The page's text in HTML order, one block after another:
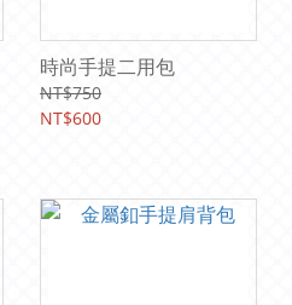
時尚手提二用包
NT$750
NT$600